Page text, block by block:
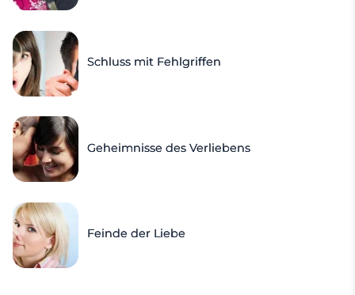
Schluss mit Fehlgriffen
Geheimnisse des Verliebens
Feinde der Liebe